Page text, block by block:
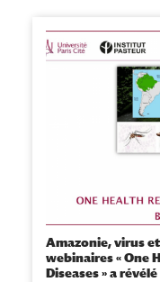
Amazonie, virus
webinaires « One
Diseases » a